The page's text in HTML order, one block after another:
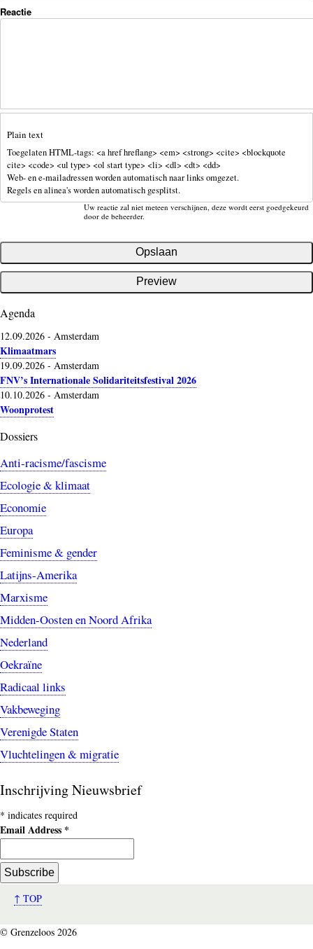
Reactie
Plain text
Toegelaten HTML-tags: <a href hreflang> <em> <strong> <cite> <blockquote
cite> <code> <ul type> <ol start type> <li> <dl> <dt> <dd>
Web- en e-mailadressen worden automatisch naar links omgezet.
Regels en alinea's worden automatisch gesplitst.
Uw reactie zal niet meteen verschijnen, deze wordt eerst goedgekeurd
door de beheerder.
Agenda
12.09.2026 - Amsterdam
Klimaatmars
19.09.2026 - Amsterdam
FNV’s Internationale Solidariteitsfestival 2026
10.10.2026 - Amsterdam
Woonprotest
Dossiers
Anti-racisme/fascisme
Ecologie & klimaat
Economie
Europa
Feminisme & gender
Latijns-Amerika
Marxisme
Midden-Oosten en Noord Afrika
Nederland
Oekraïne
Radicaal links
Vakbeweging
Verenigde Staten
Vluchtelingen & migratie
Inschrijving Nieuwsbrief
* indicates required
Email Address *
↑ TOP
© Grenzeloos 2026